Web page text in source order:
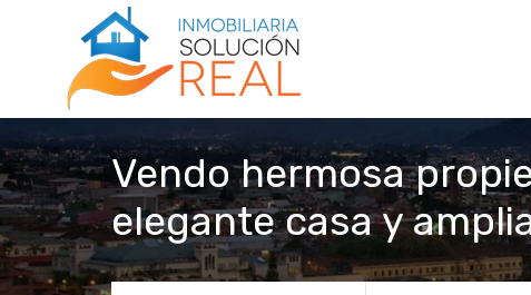
Vendo hermosa
elegante casa y